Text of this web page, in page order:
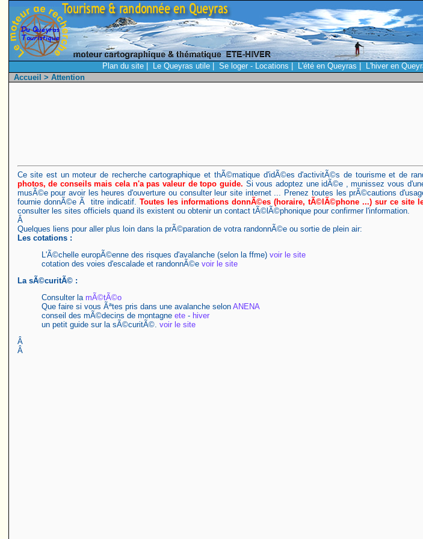
Plan du site| Le Queyras utile| Se loger - Locations L'été en Queyras L'hiver en
Accueil > Attention
Ce site est un moteur de recherche cartographique et thÃ©matique d'idÃ©es d'activitÃ©s de tourisme et de
photos, de conseils mais cela n'a pas valeur de topo guide. Si vous adoptez une idÃ©e , munissez vous
musÃ©e pour avoir les heures d'ouverture ou consulter leur site internet ... Prenez toutes les prÃ©cautions
fournie donnÃ©e Ã titre indicatif. Toutes les informations donnÃ©es (horaire, tÃ©lÃ©phone ...) sur ce site
consulter les sites officiels quand ils existent ou obtenir un contact tÃ©lÃ©phonique pour confirmer l'information.
Â
Quelques liens pour aller plus loin dans la prÃ©paration de votra randonnÃ©e ou sortie de plein air:
Les cotations :
L'Ã©chelle europÃ©enne des risques d'avalanche (selon la ffme) voir le site
cotation des voies d'escalade et randonnÃ©e voir le site
La sÃ©curitÃ© :
Consulter la mÃ©tÃ©o
Que faire si vous Ãªtes pris dans une avalanche selon ANENA
conseil des mÃ©decins de montagne ete- hiver
un petit guide sur la sÃ©curitÃ©. voir le site
Â
Â